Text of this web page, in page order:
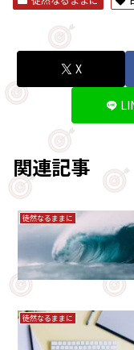
X
関連記事
徒然なるままに
徒然なるままに